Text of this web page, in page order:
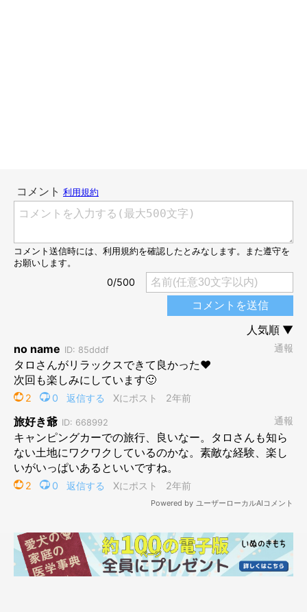
娘は大喜びでしたが、タロさんはかなり緊張しているようです。
緊張と不安の表情のタロさん